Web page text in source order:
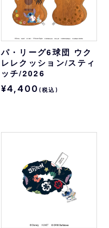
パ・リーグ6球団 ウク
レレクッション/スティ
ッチ/2026
¥4,400 (税込)